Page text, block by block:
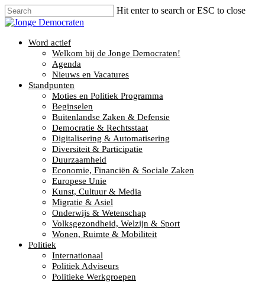
Hit enter to search or ESC to close
Word actief
Welkom bij de Jonge Democraten!
Agenda
Nieuws en Vacatures
Standpunten
Moties en Politiek Programma
Beginselen
Buitenlandse Zaken & Defensie
Democratie & Rechtsstaat
Digitalisering & Automatisering
Diversiteit & Participatie
Duurzaamheid
Economie, Financiën & Sociale Zaken
Europese Unie
Kunst, Cultuur & Media
Migratie & Asiel
Onderwijs & Wetenschap
Volksgezondheid, Welzijn & Sport
Wonen, Ruimte & Mobiliteit
Politiek
Internationaal
Politiek Adviseurs
Politieke Werkgroepen